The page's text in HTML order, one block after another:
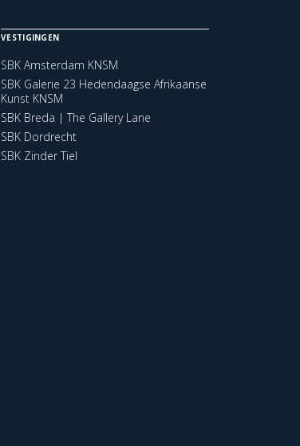
VESTIGINGEN
SBK Amsterdam KNSM
SBK Galerie 23 Hedendaagse Afrikaanse
Kunst KNSM
SBK Breda | The Gallery Lane
SBK Dordrecht
SBK Zinder Tiel